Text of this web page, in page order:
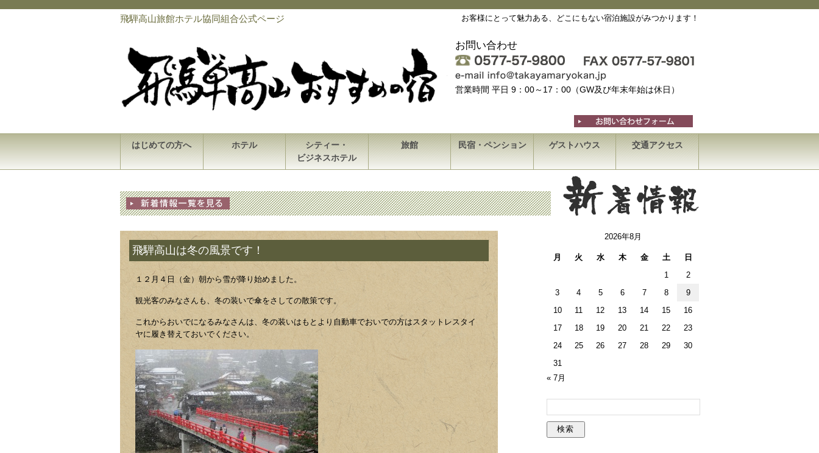
飛騨高山旅館ホテル協同組合公式ページ お客様にとって魅力ある、どこにもない宿泊施設がみつかります！
お問い合わせ
営業時間 平日 9：00～17：00（GW及び年末年始は休日）
はじめての方へ ホテル
シティー・
ビジネスホテル
旅館 民宿・ペンション ゲストハウス 交通アクセス
飛騨高山は冬の風景です！
１２月４日（金）朝から雪が降り始めました。
観光客のみなさんも、冬の装いで傘をさしての散策です。
これからおいでになるみなさんは、冬の装いはもとより自動車でおいでの方はスタットレスタイ
ヤに履き替えておいでください。
2026年8月
月 火 水 木 金 土
日
1
2
3
4 5 6 7 8
9
10
11 12 13 14 15
16
17
18 19 20 21 22
23
24
25 26 27 28 29
30
31
« 7月